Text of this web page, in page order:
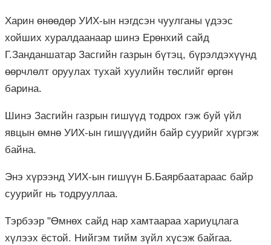
Харин өнөөдөр УИХ-ын нэгдсэн чуулганы үдээс
хойших хуралдаанаар шинэ Ерөнхий сайд
Г.Занданшатар Засгийн газрын бүтэц, бүрэлдэхүүнд
өөрчлөлт оруулах тухай хуулийн төслийг өргөн
барина.
Шинэ Засгийн газрын гишүүд тодрох гэж буй үйл
явцын өмнө УИХ-ын гишүүдийн байр суурийг хүргэж
байна.
Энэ хүрээнд УИХ-ын гишүүн Б.Баярбаатараас байр
суурийг нь тодрууллаа.
Тэрбээр "Өмнөх сайд нар хамтаараа хариуцлага
хүлээх ёстой. Нийгэм тийм зүйл хүсэж байгаа.